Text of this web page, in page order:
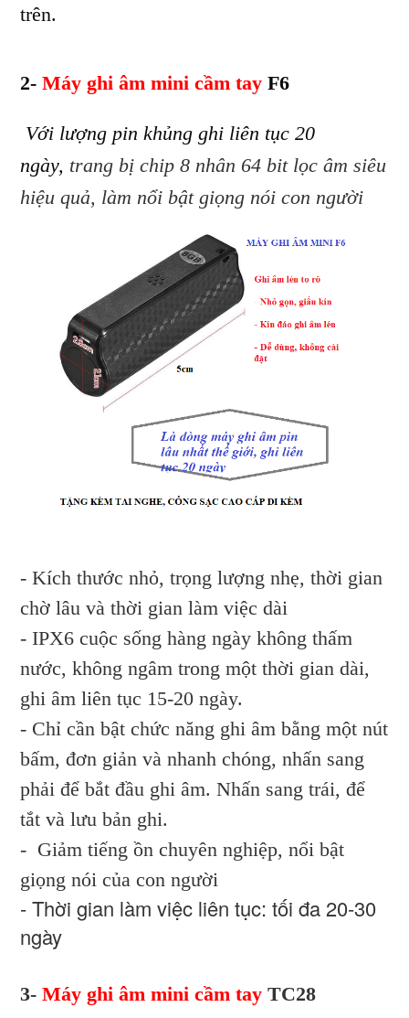
trên.
2-Máy ghi âm mini cầm tayF6
Với lượng pin khủng ghi liên tục 20
ngày, trang bị chip 8 nhân 64 bit lọc âm siêu
hiệu quả, làm nổi bật giọng nói con người
- Kích thước nhỏ, trọng lượng nhẹ, thời gian
chờ lâu và thời gian làm việc dài
- IPX6 cuộc sống hàng ngày không thấm
nước, không ngâm trong một thời gian dài,
ghi âm liên tục 15-20 ngày.
- Chỉ cần bật chức năng ghi âm bằng một nút
bấm, đơn giản và nhanh chóng, nhấn sang
phải để bắt đầu ghi âm. Nhấn sang trái, để
tắt và lưu bản ghi.
- Giảm tiếng ồn chuyên nghiệp, nổi bật
giọng nói của con người
- Thời gian làm việc liên tục: tối đa 20-30
ngày
3-Máy ghi âm mini cầm tayTC28